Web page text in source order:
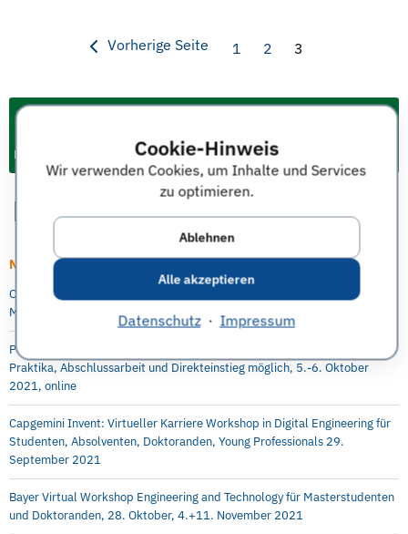
Cookie-Hinweis
Wir verwenden Cookies, um Inhalte und Services
zu optimieren.
Ablehnen
Alle akzeptieren
Datenschutz· Impressum
Vorherige Seite 1 2 3
Events & Termine für Studium und Karriere
Neueste Artikel
Online Info-Session: Digitale Transformation als berufsintegrierter
Masterstudiengang an der Berlin Professional School (HWR Berlin)
P&G Future Female Leaders Event für Studentinnen und Absolventinnen –
Praktika, Abschlussarbeit und Direkteinstieg möglich, 5.-6. Oktober
2021, online
Capgemini Invent: Virtueller Karriere Workshop in Digital Engineering für
Studenten, Absolventen, Doktoranden, Young Professionals 29.
September 2021
Bayer Virtual Workshop Engineering and Technology für Masterstudenten
und Doktoranden, 28. Oktober, 4.+11. November 2021